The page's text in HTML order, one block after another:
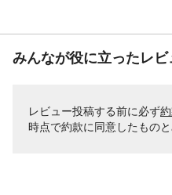
みんなが役に立ったレビ
レビュー投稿する前に必ず
時点で約款に同意したものと